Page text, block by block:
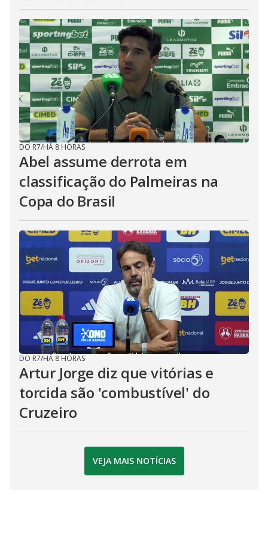
DO R7/HÁ 8 HORAS
Abel assume derrota em
classificação do Palmeiras na
Copa do Brasil
DO R7/HÁ 8 HORAS
Artur Jorge diz que vitórias e
torcida são 'combustível' do
Cruzeiro
VEJA MAIS NOTÍCIAS